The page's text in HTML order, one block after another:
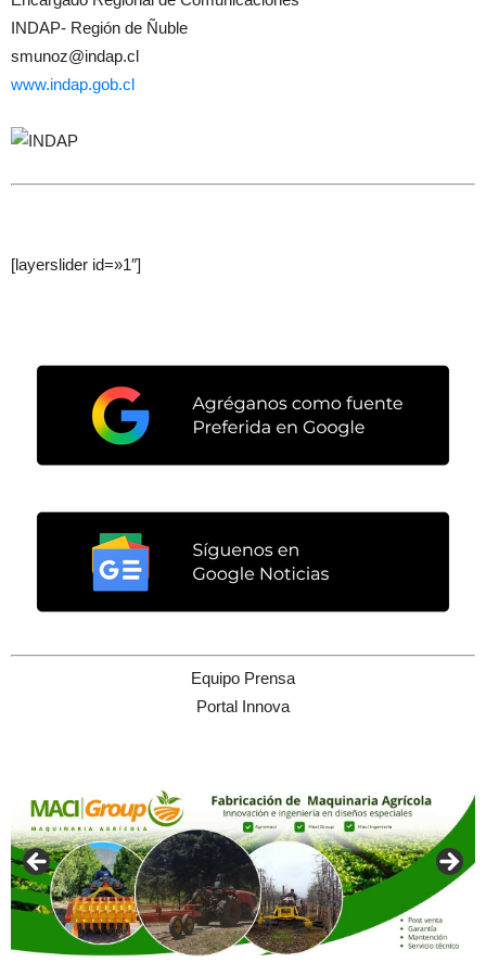
INDAP- Región de Ñuble
smunoz@indap.cl
www.indap.gob.cl
[layerslider id=»1″]
Equipo Prensa
Portal Innova